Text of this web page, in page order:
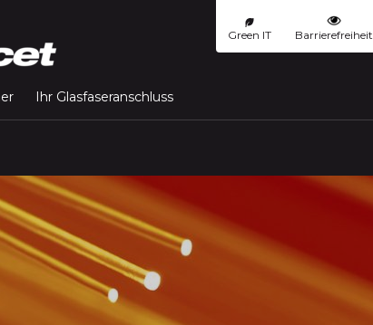
Green IT Barrierefreiheit
Ihr Glasfaseranschluss